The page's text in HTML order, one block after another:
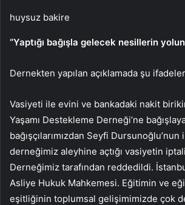
huysuz bakire
“Yaptığı bağışla gelecek nesillerin
Dernekten yapılan açıklamada şu
Vasiyeti ile evini ve bankadaki nakit
Yaşamı Destekleme Derneği’ne
bağışçılarımızdan Seyfi
derneğimiz aleyhine açtığı vasiyetin
Derneğimiz tarafından reddedildi.
Asliye Hukuk Mahkemesi. Eğitimin ve
eşitliğinin toplumsal gelişimimizde çok